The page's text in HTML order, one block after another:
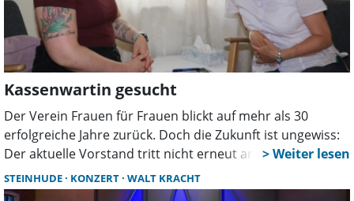
Kassenwartin gesucht
Der Verein Frauen für Frauen blickt auf mehr als 30
erfolgreiche Jahre zurück. Doch die Zukunft ist ungewiss:
Der aktuelle Vorstand tritt nicht erneut an. Für fast alle
Posten gibt es bereits Interessentinnen. Jetzt wird
dringend eine Kassenwartin gesucht, damit die
STEINHUDE KONZERT WALT KRACHT